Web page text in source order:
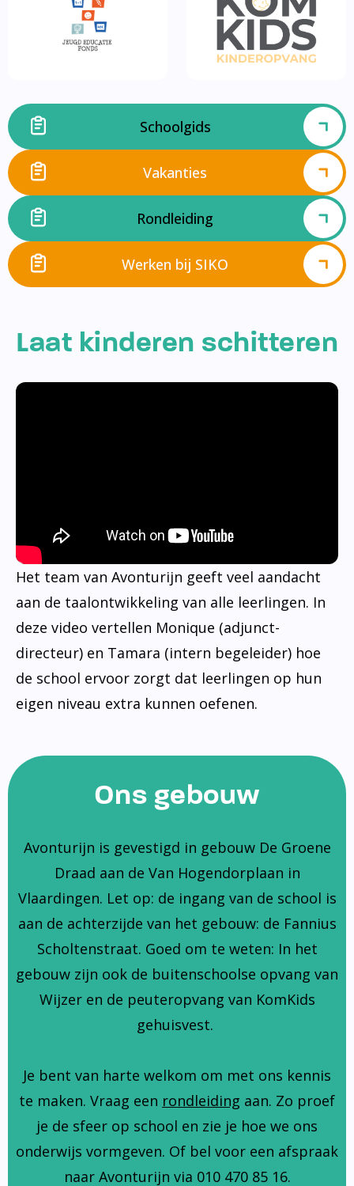
Schoolgids
Vakanties
Rondleiding
Werken bij SIKO
Laat kinderen schitteren
Het team van Avonturijn geeft veel aandacht
aan de taalontwikkeling van alle leerlingen. In
deze video vertellen Monique (adjunct-
directeur) en Tamara (intern begeleider) hoe
de school ervoor zorgt dat leerlingen op hun
eigen niveau extra kunnen oefenen.
Ons gebouw
Avonturijn is gevestigd in gebouw De Groene
Draad aan de Van Hogendorplaan in
Vlaardingen. Let op: de ingang van de school is
aan de achterzijde van het gebouw: de Fannius
Scholtenstraat. Goed om te weten: In het
gebouw zijn ook de buitenschoolse opvang van
Wijzer en de peuteropvang van KomKids
gehuisvest.
Je bent van harte welkom om met ons kennis
te maken. Vraag een rondleiding aan. Zo proef
je de sfeer op school en zie je hoe we ons
onderwijs vormgeven. Of bel voor een afspraak
naar Avonturijn via 010 470 85 16.